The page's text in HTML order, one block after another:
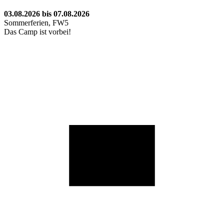
03.08.2026 bis 07.08.2026
Sommerferien, FW5
Das Camp ist vorbei!